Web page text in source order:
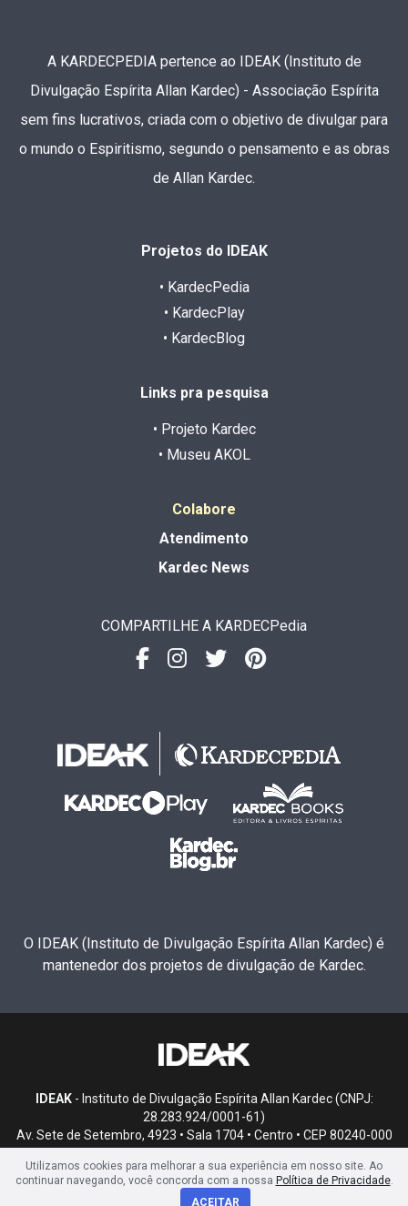
A KARDECPEDIA pertence ao IDEAK (Instituto de
Divulgação Espírita Allan Kardec) - Associação Espírita
sem fins lucrativos, criada com o objetivo de divulgar para
o mundo o Espiritismo, segundo o pensamento e as obras
de Allan Kardec.
Projetos do IDEAK
• KardecPedia
• KardecPlay
• KardecBlog
Links pra pesquisa
• Projeto Kardec
• Museu AKOL
Colabore
Atendimento
Kardec News
COMPARTILHE A KARDECPedia
O IDEAK (Instituto de Divulgação Espírita Allan Kardec) é
mantenedor dos projetos de divulgação de Kardec.
IDEAK- Instituto de Divulgação Espírita Allan Kardec (CNPJ:
28.283.924/0001-61)
Av. Sete de Setembro, 4923 • Sala 1704 • Centro • CEP 80240-000
Utilizamos cookies para melhorar a sua experiência em nosso site. Ao
continuar navegando, você concorda com a nossa Política de Privacidade.
ACEITAR